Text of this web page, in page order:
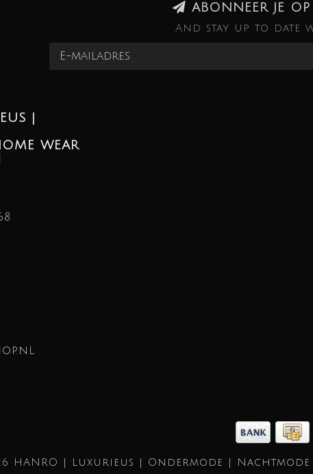
ABONNEER JE
And stay up to date
|
WEAR
HANRO | Luxurieus | Ondermode | Nachtmode